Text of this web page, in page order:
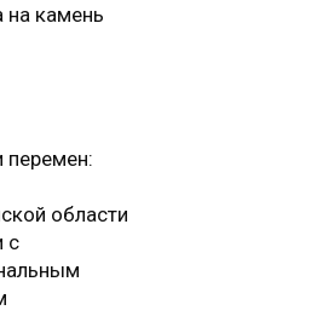
на камень
перемен:
области
с